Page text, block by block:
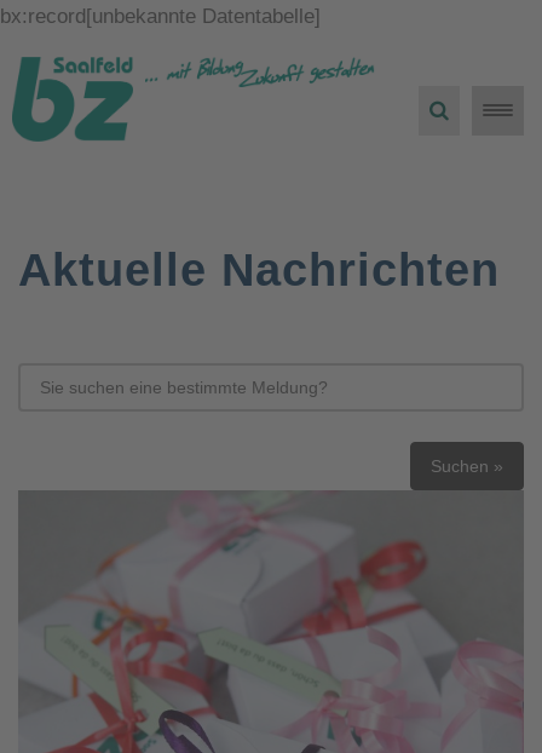
bx:record[unbekannte Datentabelle]
Toggle
Aktuelle Nachrichten
Suchen »